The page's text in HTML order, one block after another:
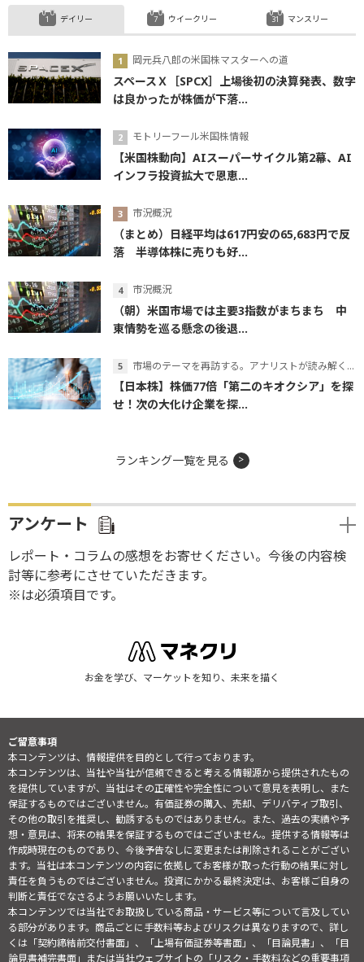
デイリー
岡元兵八郎の米国株マスターへの道
スペースＸ［SPCX］上場後初の決算発表、数字
は良かったが株価が下落...
モトリーフール米国株情報
【米国株動向】AIスーパーサイクル第2幕、AI
インフラ投資拡大で恩恵...
市況概況
（まとめ）日経平均は617円安の65,683円で反
落 半導体株に売りも好...
市況概況
（朝）米国市場では主要3指数がまちまち 中
東情勢を巡る懸念の後退...
市場のテーマを再訪する。アナリストが読み解くテーマの本質
【日本株】株価77倍「第二のキオクシア」を探
せ！次の大化け企業を探...
ウイークリー マンスリー
ランキング一覧を見る
アンケート
レポート・コラムの感想をお寄せください。今後の内容検
討等に参考にさせていただきます。
※は必須項目です。
お金を学び、マーケットを知り、未来を描く
ご留意事項
本コンテンツは、情報提供を目的として行っております。
本コンテンツは、当社や当社が信頼できると考える情報源から提供されたもの
を提供していますが、当社はその正確性や完全性について意見を表明し、また
保証するものではございません。有価証券の購入、売却、デリバティブ取引、
その他の取引を推奨し、勧誘するものではありません。また、過去の実績や予
想・意見は、将来の結果を保証するものではございません。提供する情報等は
作成時現在のものであり、今後予告なしに変更または削除されることがござい
ます。当社は本コンテンツの内容に依拠してお客様が取った行動の結果に対し
責任を負うものではございません。投資にかかる最終決定は、お客様ご自身の
判断と責任でなさるようお願いいたします。
本コンテンツでは当社でお取扱している商品・サービス等について言及してい
る部分があります。商品ごとに手数料等およびリスクは異なりますので、詳し
くは「契約締結前交付書面」、「上場有価証券等書面」、「目論見書」、「目
論見書補完書面」または当社ウェブサイトの「リスク・手数料などの重要事項